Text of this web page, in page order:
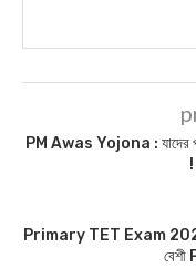
PM Awas Yojona : যাদের
!
Primary TET Exam 2022 :
বেশী